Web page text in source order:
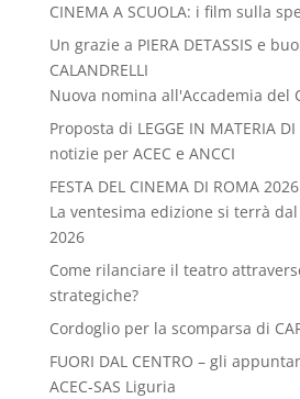
CINEMA A SCUOLA: i film sulla
Un grazie a PIERA DETASSIS e
CALANDRELLI
Nuova nomina all'Accademia del
Proposta di LEGGE IN MATERIA
notizie per ACEC e ANCCI
FESTA DEL CINEMA DI ROMA 2026
La ventesima edizione si terrà
2026
Come rilanciare il teatro
strategiche?
Cordoglio per la scomparsa di
FUORI DAL CENTRO – gli
ACEC-SAS Liguria